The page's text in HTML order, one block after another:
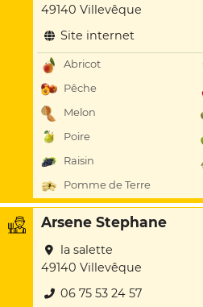
49140 Villevêque
Site internet
Abricot
Pêche
Melon
Poire
Raisin
Pomme de Terre
Arsene Stephane
la salette
49140 Villevêque
06 75 53 24 57